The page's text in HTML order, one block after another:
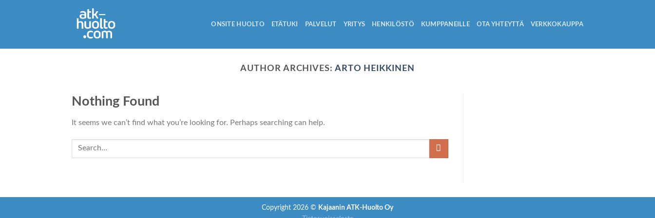
ONSITE HUOLTO ETÄTUKI PALVELUT YRITYS HENKILÖSTÖ KUMPPANEILLE OTA YHTEYTTÄ VERKKOKAUPPA
AUTHOR ARCHIVES: ARTO HEIKKINEN
Nothing Found
It seems we can’t find what you’re looking for. Perhaps searching can help.
Copyright 2026 © Kajaanin ATK-Huolto Oy